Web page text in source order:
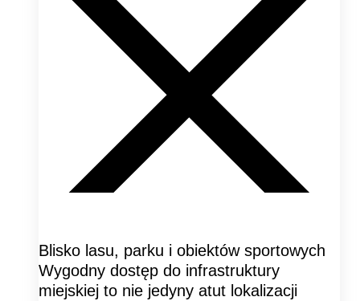
Blisko lasu, parku i obiektów sportowych
Wygodny dostęp do infrastruktury
miejskiej to nie jedyny atut lokalizacji